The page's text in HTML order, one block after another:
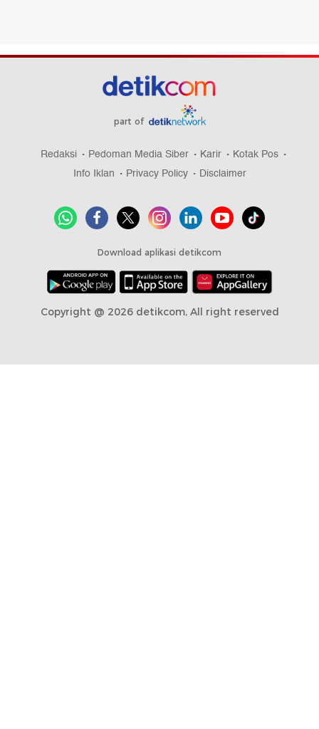
part of
Redaksi Pedoman Media Siber Karir
Kotak Pos
Info Iklan
Privacy Policy Disclaimer
Download aplikasi detikcom
Copyright @ 2026 detikcom, All right reserved